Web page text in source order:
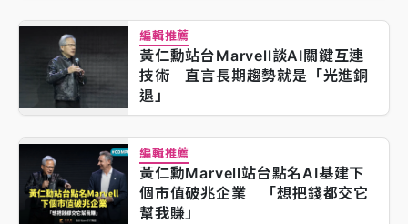
編輯推薦
黃仁勳站台Marvell談AI關鍵互連
技術 直言長期趨勢就是「光進銅
退」
編輯推薦
黃仁勳Marvell站台點名AI基建下
個市值破兆企業 「想把錢都交它
幫我賺」